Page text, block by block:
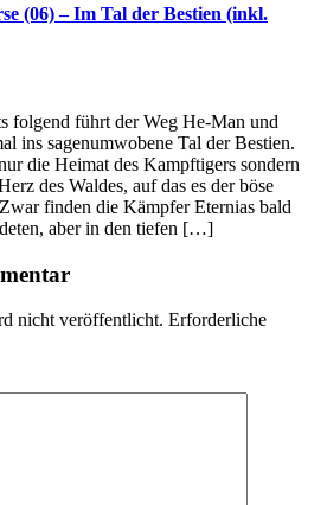
(06) – Im Tal der Bestien (inkl.
folgend führt der Weg He-Man und
ins sagenumwobene Tal der Bestien.
die Heimat des Kampftigers sondern
des Waldes, auf das es der böse
finden die Kämpfer Eternias bald
aber in den tiefen […]
nicht veröffentlicht. Erforderliche